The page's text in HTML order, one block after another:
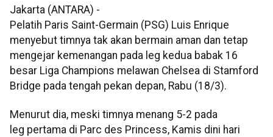
Jakarta (ANTARA) -
Pelatih Paris Saint-Germain (PSG) Luis Enrique
menyebut timnya tak akan bermain aman dan tetap
mengejar kemenangan pada leg kedua babak 16
besar Liga Champions melawan Chelsea di Stamford
Bridge pada tengah pekan depan, Rabu (18/3).
Menurut dia, meski timnya menang 5-2 pada
leg pertama di Parc des Princess, Kamis dini hari